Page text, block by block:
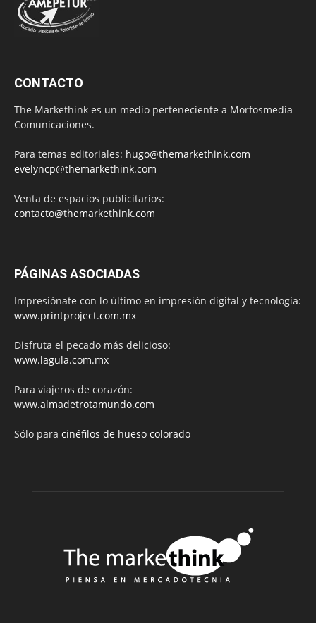
CONTACTO
The Markethink es un medio perteneciente a Morfosmedia
Comunicaciones.
Para temas editoriales: hugo@themarkethink.com
evelyncp@themarkethink.com
Venta de espacios publicitarios:
contacto@themarkethink.com
PÁGINAS ASOCIADAS
Impresiónate con lo último en impresión digital y tecnología:
www.printproject.com.mx
Disfruta el pecado más delicioso:
www.lagula.com.mx
Para viajeros de corazón:
www.almadetrotamundo.com
Sólo para cinéfilos de hueso colorado